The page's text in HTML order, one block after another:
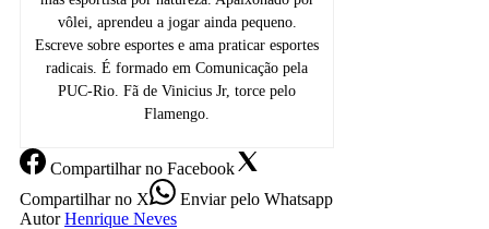
vôlei, aprendeu a jogar ainda pequeno.
Escreve sobre esportes e ama praticar esportes
radicais. É formado em Comunicação pela
PUC-Rio. Fã de Vinicius Jr, torce pelo
Flamengo.
Compartilharno Facebook
Compartilharno X Enviarpelo Whatsapp
Autor Henrique Neves